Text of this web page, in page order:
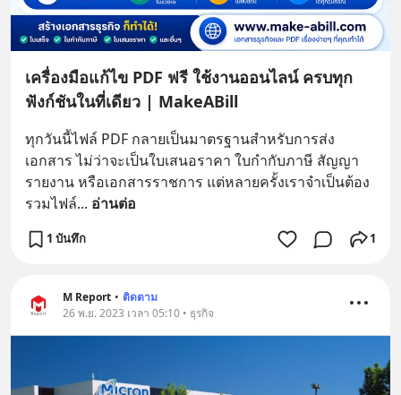
เครื่องมือแก้ไข PDF ฟรี ใช้งานออนไลน์ ครบทุก
ฟังก์ชันในที่เดียว | MakeABill
ทุกวันนี้ไฟล์ PDF กลายเป็นมาตรฐานสำหรับการส่ง
เอกสาร ไม่ว่าจะเป็นใบเสนอราคา ใบกำกับภาษี สัญญา
รายงาน หรือเอกสารราชการ แต่หลายครั้งเราจำเป็นต้อง
รวมไฟล์... อ่านต่อ
1 บันทึก 1
M Report • ติดตาม
26 พ.ย. 2023 เวลา 05:10 • ธุรกิจ